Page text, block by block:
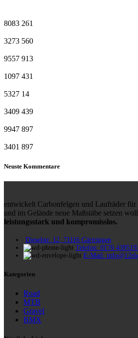
8083 261
3273 560
9557 913
1097 431
5327 14
3409 439
9947 897
3401 897
Neuste Kommentare
entwickelt Carbonfelgen und Laufräder für
und im Gelände neue Maßstäbe setzen
leistungsstark und kompromisslos.
Dieselstr. 12, 71116 Gärtringen
Telefon: 0176
E-Mail:
Kategorien
Road
MTB
Gravel
BMX